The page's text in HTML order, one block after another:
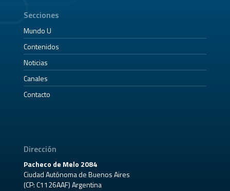
Secciones
Mundo U
Contenidos
Noticias
Canales
Contacto
Dirección
Pacheco de Melo 2084
Ciudad Autónoma de Buenos Aires
(CP: C1126AAF) Argentina